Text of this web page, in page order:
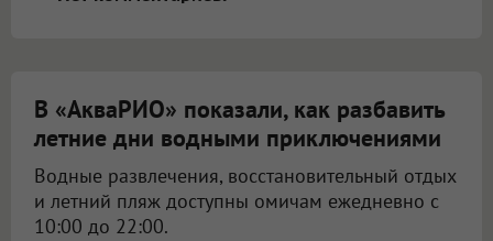
В «АкваРИО» показали, как разбавить
летние дни водными приключениями
Водные развлечения, восстановительный отдых
и летний пляж доступны омичам ежедневно с
10:00 до 22:00.